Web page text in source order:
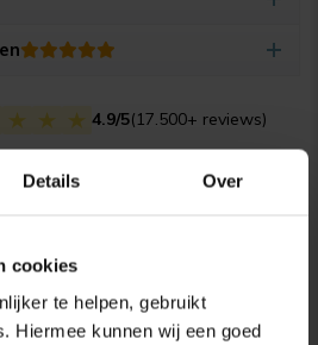
Details Over
cookies
te helpen, gebruikt
Hiermee kunnen wij een goed
4.9/5(17.500+ reviews)